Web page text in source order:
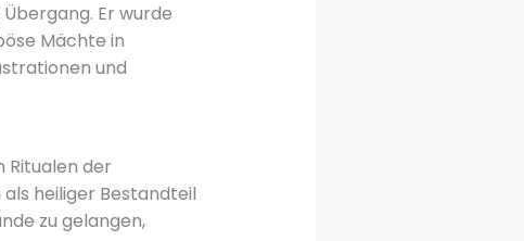
Er wurde
Mächte in
und
Ritualen der
heiliger Bestandteil
zu gelangen,